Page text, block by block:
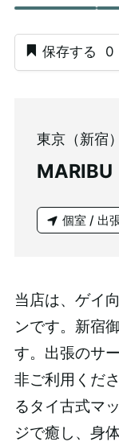
保存する 0
東京（新宿
MARIBU
個室 / 出
当店は、ゲイ
ンです。新宿
す。出張のサ
非ご利用くだ
るタイ古式マ
ジで癒し、身